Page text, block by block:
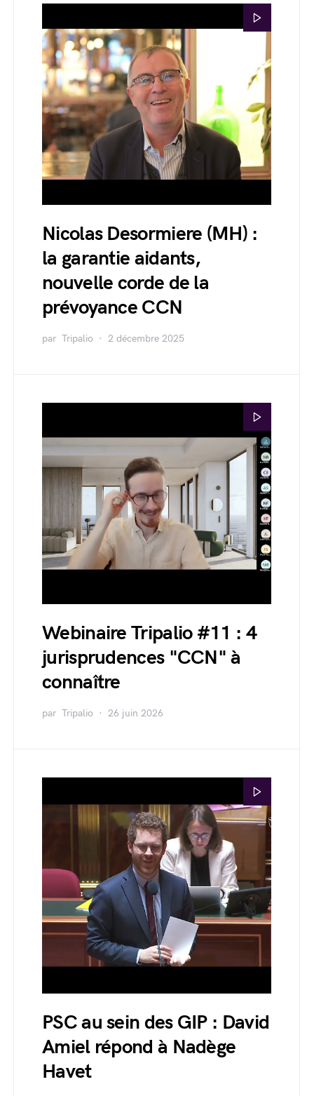
Nicolas Desormiere (MH) :
la garantie aidants,
nouvelle corde de la
prévoyance CCN
par Tripalio 2 décembre 2025
Webinaire Tripalio #11 : 4
jurisprudences "CCN" à
connaître
par Tripalio 26 juin 2026
PSC au sein des GIP : David
Amiel répond à Nadège
Havet